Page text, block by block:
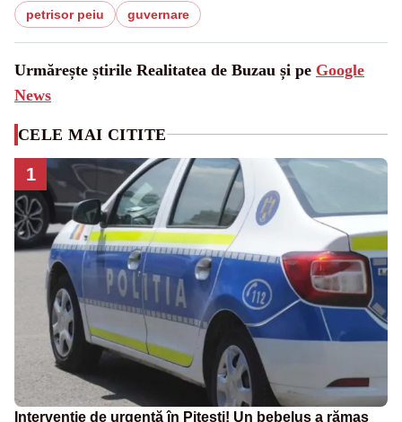
petrisor peiu guvernare
Urmărește știrile Realitatea de Buzau și pe Google
News
CELE MAI CITITE
1
Intervenție de urgență în Pitești! Un bebeluș a rămas